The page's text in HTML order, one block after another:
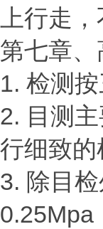
上行走
第七章、
1. 检测
2. 目测
行细致
3. 除目
0.25Mpa